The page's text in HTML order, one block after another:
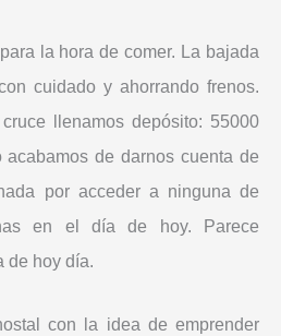
la hora de comer. La bajada
cuidado y ahorrando frenos.
llenamos depósito: 55000
de darnos cuenta de
por acceder a ninguna de
en el día de hoy. Parece
de hoy día.
con la idea de emprender